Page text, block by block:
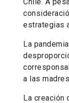
estrategias
La
a las
La creación